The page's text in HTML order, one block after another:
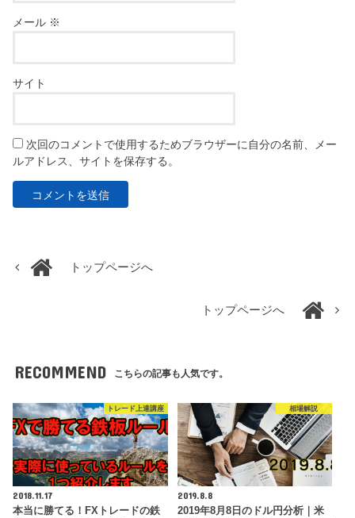
メール ※
サイト
次回のコメントで使用するためブラウザーに自分の名前、メー
ルアドレス、サイトを保存する。
トップページへ
トップページへ
RECOMMEND こちらの記事も人気です。
トレード上達講座
2018.11.17
本当に勝てる！FXトレードの鉄
相場解説
2019.8.8
2019年8月8日のドル円分析｜米